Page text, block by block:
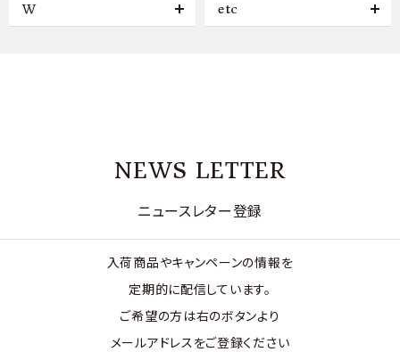
W etc
NEWS LETTER
ニュースレター登録
入荷商品やキャンペーンの情報を
定期的に配信しています。
ご希望の方は右のボタンより
メールアドレスをご登録ください